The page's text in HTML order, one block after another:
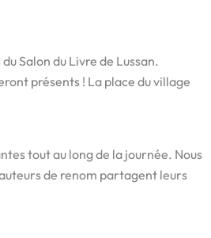
Salon du Livre de Lussan.
présents ! La place du village
tout au long de la journée. Nous
de renom partagent leurs